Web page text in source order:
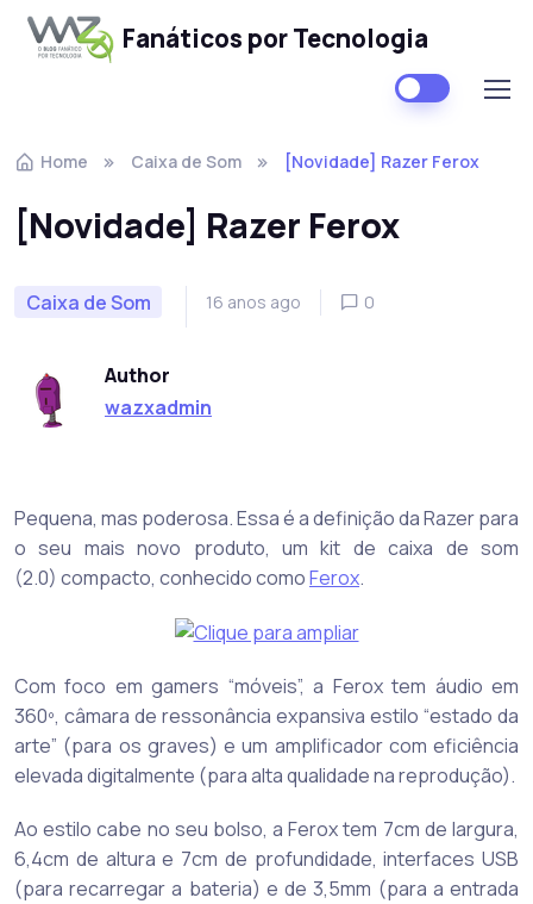
Fanáticos por Tecnologia
Home Caixa de Som [Novidade] Razer Ferox
[Novidade] Razer Ferox
Caixa de Som 16 anos ago 0
Author
wazxadmin
Pequena, mas poderosa. Essa é a definição da Razer para
o seu mais novo produto, um kit de caixa de som
(2.0) compacto, conhecido comoFerox.
Com foco em gamers “móveis”, a Ferox tem áudio em
360º, câmara de ressonância expansiva estilo “estado da
arte” (para os graves) e um amplificador com eficiência
elevada digitalmente (para alta qualidade na reprodução).
Ao estilo cabe no seu bolso, a Ferox tem 7cm de largura,
6,4cm de altura e 7cm de profundidade, interfaces USB
(para recarregar a bateria) e de 3,5mm (para a entrada